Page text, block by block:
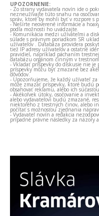
UPOZORNENIE:
- Zo strany vydavateľa novín ide o
nezneužívajte túto snahu na
správ, ktoré by mohli byť v rozpore s
- Nešírte neoverené informácie a
podľa možnosti ho uvádzajte.
- Komunikácia medzi užívateľmi a
súlade s právnym poriadkom SR
užívateľov . Databáza providera
tiež IP adresy užívateľov a ostatné
pravidiel, napríklad páchaním
databázu orgánom činným v
- Vkladať príspevky do diskusie nie je
príspevky môžu byť zmazané bez
dôvodov.
- Upozorňujeme, že každý užívateľ
môže zmazať príspevky, ktoré budú
obsahovať reklamu, alebo ich
- Akékoľvek útoky, osočovanie a
alebo vydavateľovi budú zmazané,
niektorého z trestných činov, alebo
počítať s možnosťou zjednania
- Vydavateľ novín a redakcia
prípadné právne následky za názory